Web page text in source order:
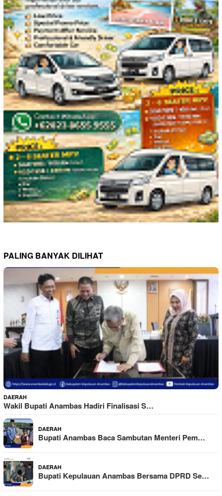
PALING BANYAK DILIHAT
DAERAH
Wakil Bupati Anambas Hadiri Finalisasi S…
DAERAH
Bupati Anambas Baca Sambutan Menteri Pem…
DAERAH
Bupati Kepulauan Anambas Bersama DPRD Se…